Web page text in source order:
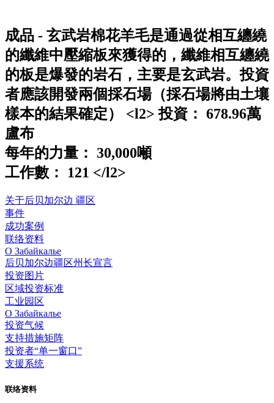
成品 - 玄武岩棉花羊毛是通過從相互纏繞
的纖維中壓縮板來獲得的，纖維相互纏繞
的板是爆發的岩石，主要是玄武岩。投資
者應該開發兩個採石場（採石場將由土壤
樣本的結果確定） <l2>投資： 678.96萬
盧布
每年的力量：
30,000噸
工作數： 121 </l2>
关于后贝加尔边 疆区
事件
成功案例
联络资料
О Забайкалье
后贝加尔边疆区州长宣言
投资图片
区域投资标准
工业园区
О Забайкалье
投资气候
支持措施矩阵
投资者“单一窗口”
支援系统
联络资料